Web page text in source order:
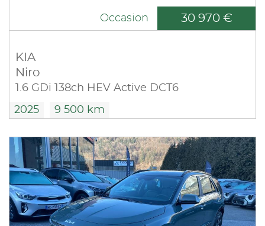
Occasion 30 970 €
KIA
Niro
1.6 GDi 138ch HEV Active DCT6
2025 9 500 km